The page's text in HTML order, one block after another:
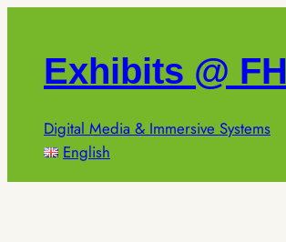
springenExhibits @
Digital Media & Immersive Systems
English